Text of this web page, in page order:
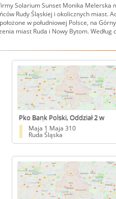
Solarium Sunset Monika Melerska
Rudy Śląskiej i okolicznych miast.
w południowej Polsce, na
miast Ruda i Nowy Bytom.
Pko Bank Polski, Oddział 2 w
Rudzie Śląskiej
Maja 1 Maja 310
Ruda Śląska